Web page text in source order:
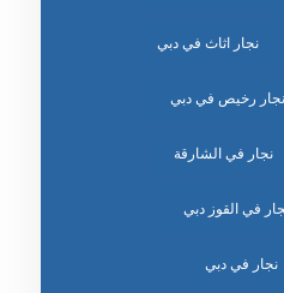
نجار اثاث في دبي
نجار رخيص في دبي
نجار في الشارقة
في القوز دبي
نجار في دبي